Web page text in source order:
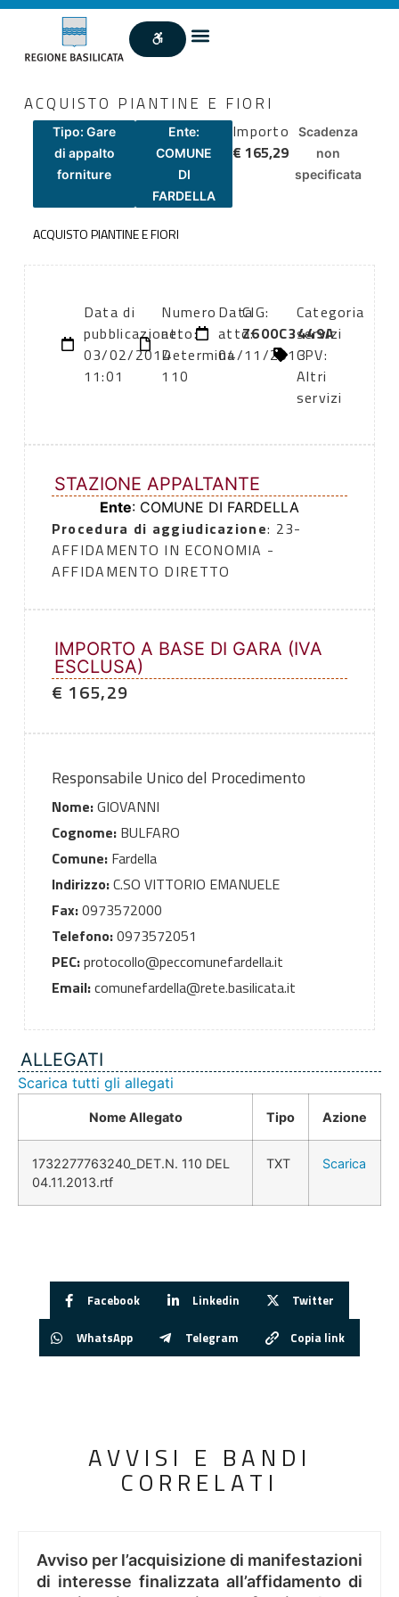
ACQUISTO PIANTINE E FIORI
Tipo: Gare
di appalto
forniture
Ente:
COMUNE
DI
FARDELLA
Importo
€ 165,29
Scadenza
non
specificata
ACQUISTO PIANTINE E FIORI
Data di
pubblicazione:
03/02/2014
11:01
Numero
atto:
Determina
110
Data
atto:
04/11/2013
CIG:
Z600C3449A
Categoria
servizi
CPV:
Altri
servizi
STAZIONE APPALTANTE
Ente: COMUNE DI FARDELLA
Procedura di aggiudicazione: 23-
AFFIDAMENTO IN ECONOMIA -
AFFIDAMENTO DIRETTO
IMPORTO A BASE DI GARA (IVA
ESCLUSA)
€ 165,29
Responsabile Unico del Procedimento
Nome:GIOVANNI
Cognome:BULFARO
Comune:Fardella
Indirizzo:C.SO VITTORIO EMANUELE
Fax:0973572000
Telefono:0973572051
PEC:protocollo@peccomunefardella.it
Email:comunefardella@rete.basilicata.it
ALLEGATI
Scarica tutti gli allegati
Nome Allegato Tipo Azione
1732277763240_DET.N. 110 DEL
04.11.2013.rtf
TXT Scarica
Facebook Linkedin Twitter
WhatsApp Telegram Copia link
AVVISI E BANDI
CORRELATI
Avviso per l’acquisizione di manifestazioni
di interesse finalizzata all’affidamento di